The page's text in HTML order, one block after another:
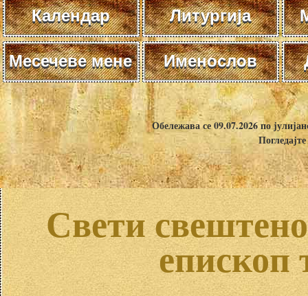
Календар Литургија
Месечеве мене Именослов
Обележава се 09.07.2026 по
Свети
епископ